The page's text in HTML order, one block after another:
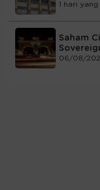
1 hari yang
Saham
06/08/